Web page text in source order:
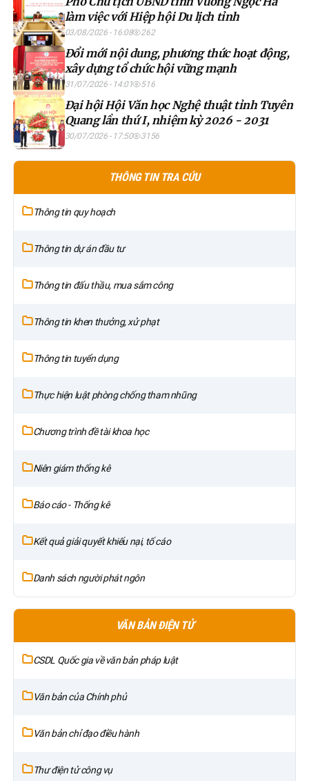
làm việc với Hiệp hội Du lịch tỉnh
03/08/2026 - 16:08 262
Đổi mới nội dung, phương thức hoạt động,
xây dựng tổ chức hội vững mạnh
31/07/2026 - 14:01 516
Đại hội Hội Văn học Nghệ thuật tỉnh Tuyên
Quang lần thứ I, nhiệm kỳ 2026 - 2031
30/07/2026 - 17:50 3156
THÔNG TIN TRA CỨU
Thông tin quy hoạch
Thông tin dự án đầu tư
Thông tin đấu thầu, mua sắm công
Thông tin khen thưởng, xử phạt
Thông tin tuyển dụng
Thực hiện luật phòng chống tham nhũng
Chương trình đề tài khoa học
Niên giám thống kê
Báo cáo - Thống kê
Kết quả giải quyết khiếu nại, tố cáo
Danh sách người phát ngôn
VĂN BẢN ĐIỆN TỬ
CSDL Quốc gia về văn bản pháp luật
Văn bản của Chính phủ
Văn bản chỉ đạo điều hành
Thư điện tử công vụ